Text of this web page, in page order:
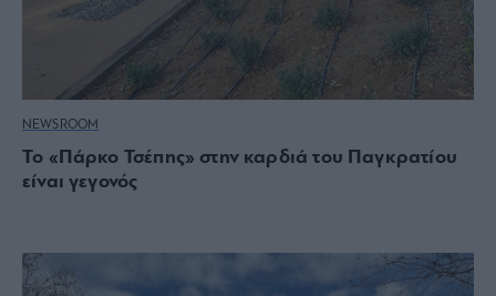
NEWSROOM
Το «Πάρκο Τσέπης» στην καρδιά του Παγκρατίου
είναι γεγονός